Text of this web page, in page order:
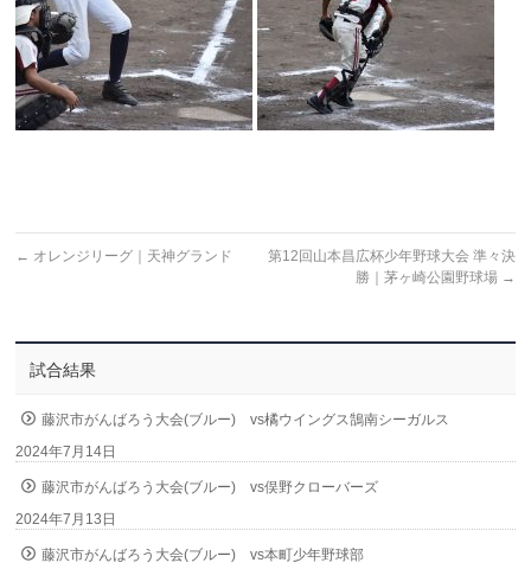
← オレンジリーグ｜天神グランド
第12回山本昌広杯少年野球大会 準々決
勝｜茅ヶ崎公園野球場 →
試合結果
藤沢市がんばろう大会(ブルー) vs橘ウイングス鵠南シーガルス
2024年7月14日
藤沢市がんばろう大会(ブルー) vs俣野クローバーズ
2024年7月13日
藤沢市がんばろう大会(ブルー) vs本町少年野球部